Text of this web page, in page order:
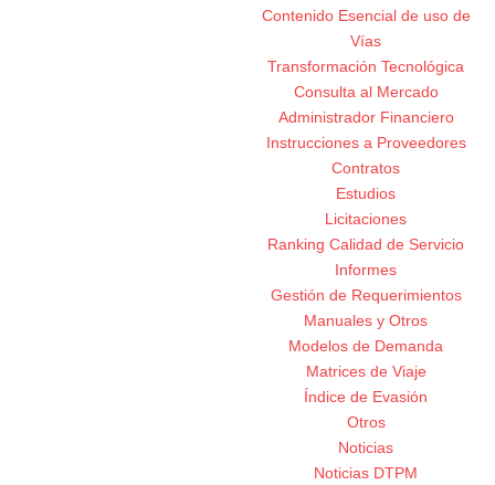
Contenido Esencial de uso de
Vías
Transformación Tecnológica
Consulta al Mercado
Administrador Financiero
Instrucciones a Proveedores
Contratos
Estudios
Licitaciones
Ranking Calidad de Servicio
Informes
Gestión de Requerimientos
Manuales y Otros
Modelos de Demanda
Matrices de Viaje
Índice de Evasión
Otros
Noticias
Noticias DTPM